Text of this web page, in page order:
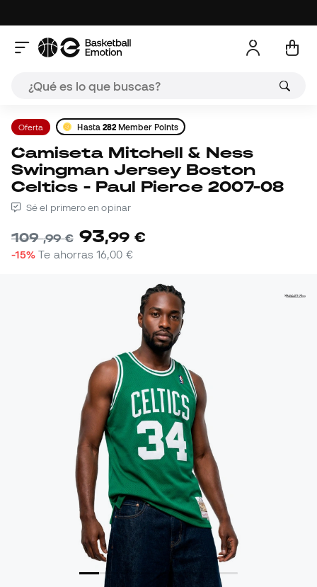
Oferta Hasta 282 Member Points
Camiseta Mitchell & Ness
Swingman Jersey Boston
Celtics - Paul Pierce 2007-08
Sé el primero en opinar
109,99 € 93,99 €
-15% Te ahorras16,00 €